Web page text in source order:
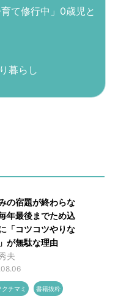
て修行中」0歳児と
暮らし
の宿題が終わらな
年最後までため込
「コツコツやりな
が無駄な理由
夫
クチマミ 書籍抜粋